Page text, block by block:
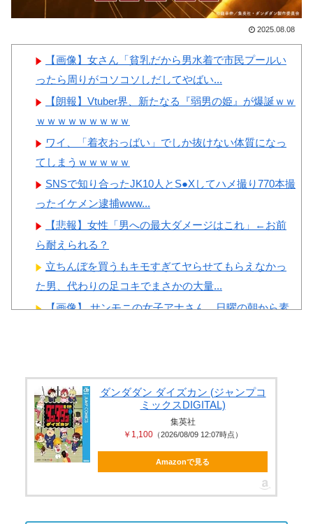
「あんな状況なら日本だけでは
なく韓国の医療関係者も同じよ
うに行動したはずだ」【熊本地
韓国人「アナログの国日本で
2025.08.08
【画像】女さん「貧乳だから男水着で市民プールい
ったら周りがコソコソしだしてやばい...
【朗報】Vtuber界、新たなる『弱男の姫』が爆誕ｗｗ
ｗｗｗｗｗｗｗｗｗ
ワイ、「着衣おっばい」でしか抜けない体質になっ
てしまうｗｗｗｗｗ
SNSで知り合ったJK10人とS●Xしてハメ撮り770本撮
ったイケメン逮捕www...
【悲報】女性「男への最大ダメージはこれ」←お前
ら耐えられる？
立ちんぼを買うもキモすぎてヤらせてもらえなかっ
た男、代わりの足コキでまさかの大量...
【画像】 サンモニの女子アナさん、日曜の朝から素
長身美ボディの保育士さんが女性用風俗を勢いで初
利用…子供に絶対見せられないメスの...
井上晴美、乳首ヘア○ードや濡れ場お○ぱいがエ□過ぎ
る！人生最後のラスト写真集、最...
ダンダダン ダイズカン (ジャンプコ
ミックスDIGITAL)
集英社
￥1,100 （2026/08/09 12:07時点）
Amazonで見る